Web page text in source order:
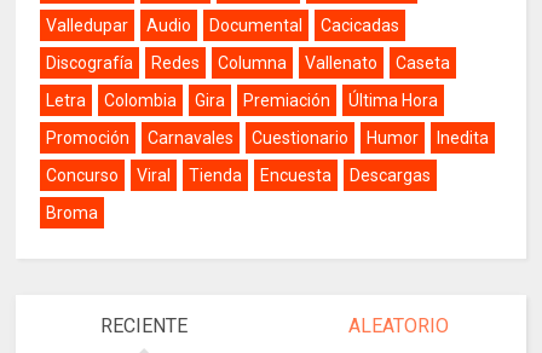
Valledupar
Audio Documental
Cacicadas
Discografía
Redes Columna Vallenato
Caseta
Letra
Colombia Gira Premiación
Última Hora
Promoción
Carnavales Cuestionario Humor
Inedita
Concurso
Viral Tienda Encuesta
Descargas
Broma
RECIENTE ALEATORIO